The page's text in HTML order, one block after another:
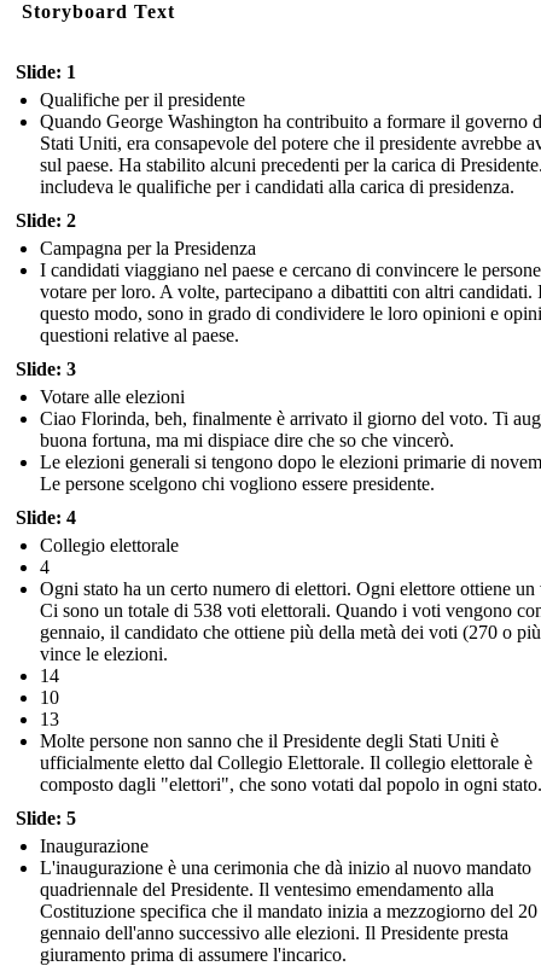
Storyboard Text
Slide: 1
Qualifiche per il presidente
Quando George Washington ha contribuito a formare il governo
Stati Uniti, era consapevole del potere che il presidente avrebbe
sul paese. Ha stabilito alcuni precedenti per la carica di
includeva le qualifiche per i candidati alla carica di presidenza.
Slide: 2
Campagna per la Presidenza
I candidati viaggiano nel paese e cercano di convincere le
votare per loro. A volte, partecipano a dibattiti con altri candidati.
questo modo, sono in grado di condividere le loro opinioni e
questioni relative al paese.
Slide: 3
Votare alle elezioni
Ciao Florinda, beh, finalmente è arrivato il giorno del voto. Ti
buona fortuna, ma mi dispiace dire che so che vincerò.
Le elezioni generali si tengono dopo le elezioni primarie di
Le persone scelgono chi vogliono essere presidente.
Slide: 4
Collegio elettorale
4
Ogni stato ha un certo numero di elettori. Ogni elettore ottiene un
Ci sono un totale di 538 voti elettorali. Quando i voti vengono
gennaio, il candidato che ottiene più della metà dei voti (270 o
vince le elezioni.
14
10
13
Molte persone non sanno che il Presidente degli Stati Uniti è
ufficialmente eletto dal Collegio Elettorale. Il collegio elettorale è
composto dagli "elettori", che sono votati dal popolo in ogni stato.
Slide: 5
Inaugurazione
L'inaugurazione è una cerimonia che dà inizio al nuovo mandato
quadriennale del Presidente. Il ventesimo emendamento alla
Costituzione specifica che il mandato inizia a mezzogiorno del 20
gennaio dell'anno successivo alle elezioni. Il Presidente presta
giuramento prima di assumere l'incarico.